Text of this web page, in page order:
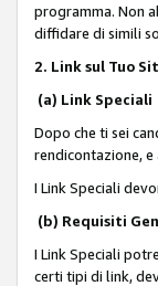
programma. Non
diffidare di simili
2. Link sul Tuo
(a) Link Speciali
Dopo che ti sei
rendicontazione,
I Link Speciali
(b) Requisiti
I Link Speciali
certi tipi di link,